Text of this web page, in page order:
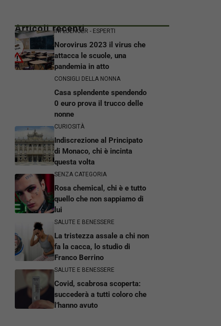
Articoli recentiINFLUENCER - ESPERTI
Norovirus 2023 il virus che
attacca le scuole, una
pandemia in atto
CONSIGLI DELLA NONNA
Casa splendente spendendo
0 euro prova il trucco delle
nonne
CURIOSITÀ
Indiscrezione al Principato
di Monaco, chi è incinta
questa volta
SENZA CATEGORIA
Rosa chemical, chi è e tutto
quello che non sappiamo di
lui
SALUTE E BENESSERE
La tristezza assale a chi non
fa la cacca, lo studio di
Franco Berrino
SALUTE E BENESSERE
Covid, scabrosa scoperta:
succederà a tutti coloro che
l’hanno avuto